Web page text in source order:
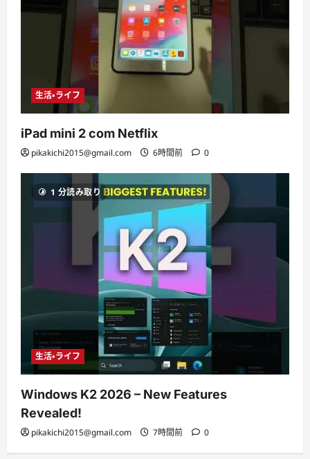
生活・ライフ
iPad mini 2 com Netflix
pikakichi2015@gmail.com 6時間前 0
1 分読み取り
生活・ライフ
Windows K2 2026 – New Features
Revealed!
pikakichi2015@gmail.com 7時間前 0